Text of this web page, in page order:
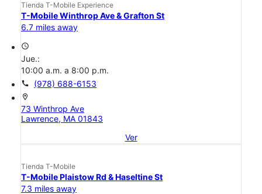
Tienda T-Mobile Experience
T-Mobile Winthrop Ave & Grafton St
6.7 miles away
access_time
Jue.:
10:00 a.m. a 8:00 p.m.
call (978) 688-6153
location_on
73 Winthrop Ave
Lawrence, MA 01843
Ver
Tienda T-Mobile
T-Mobile Plaistow Rd & Haseltine St
7.3 miles away